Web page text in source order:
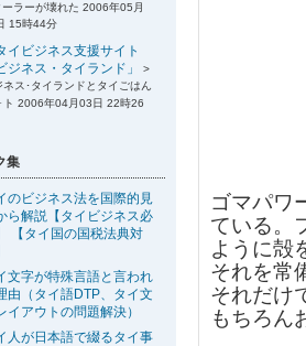
ゴマパワ
ている。
ように殻
それを常
それだけ
もちろん
ーラーが壊れた 2006年05月
15時44分
イビジネス支援サイト
ジネス・タイランド」
>
ネス･タイランドとタイごはん
ト 2006年04月03日 22時26
集
のビジネス法を国際的見
ら解説【タイビジネス必
【タイ国の国税法典対
文字が特殊言語と言われ
由（タイ語DTP、タイ文
イアウトの問題解決）
人が日本語で綴るタイ事